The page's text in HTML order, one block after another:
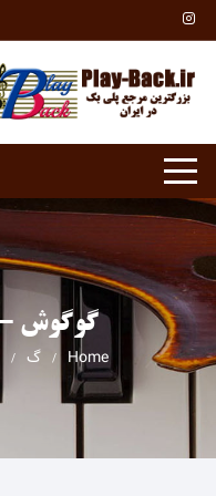
Skip
to
content
گوگوش
Home گ